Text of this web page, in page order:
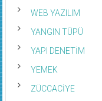
WEB YAZILIM
YANGIN TÜPÜ
YAPI DENETİM
YEMEK
ZÜCCACİYE